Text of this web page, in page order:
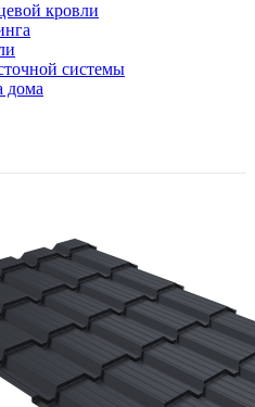
кровли
системы
дома